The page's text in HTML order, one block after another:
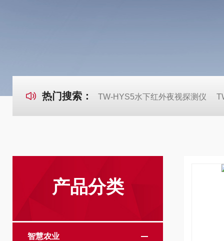
热门搜索： TW-HYS5水下红外夜视探测仪
产品分类
智慧农业